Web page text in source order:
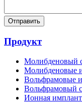
Продукт
Молибденовый
Молибденовые
Вольфрамовые
Вольфрамовый
Ионная